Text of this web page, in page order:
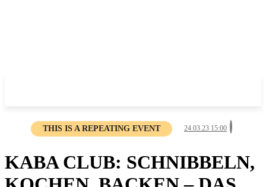
THIS IS A REPEATING EVENT 24.03.23 15:00
KABA CLUB: SCHNIBBELN,